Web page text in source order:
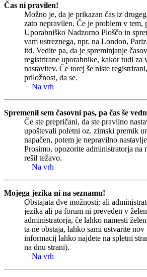
Čas ni pravilen!
Možno je, da je prikazan čas iz
zato nepravilen. Če je problem v tem,
Uporabniško Nadzorno Ploščo in
vam ustreznega, npr. na London,
itd. Vedite pa, da je spreminjanje
registrirane uporabnike, kakor tudi za
nastavitev. Če torej še niste
priložnost, da se.
Na vrh
Spremenil sem časovni pas, pa čas še
Če ste prepričani, da ste pravilno
upoštevali poletni oz. zimski premik
napačen, potem je nepravilno
Prosimo, opozorite administratorja na
rešil težavo.
Na vrh
Mojega jezika ni na seznamu!
Obstajata dve možnosti: ali
jezika ali pa forum ni preveden v
administratorja, če lahko namesti
ta ne obstaja, lahko sami ustvarite
informacij lahko najdete na spletni
na dnu strani).
Na vrh